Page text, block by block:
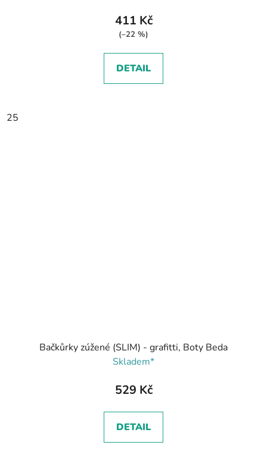
411 Kč
(–22 %)
DETAIL
25
Bačkůrky zúžené (SLIM) - grafitti, Boty Beda
Skladem*
529 Kč
DETAIL